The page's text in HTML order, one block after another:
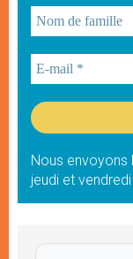
Nous envoyons
jeudi et vendredi